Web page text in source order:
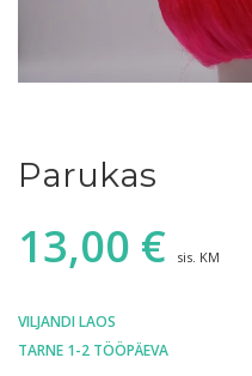
Parukas
13,00 € sis. KM
VILJANDI LAOS
TARNE 1-2 TÖÖPÄEVA